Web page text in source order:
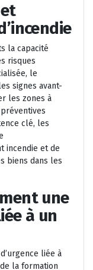
la capacité
risques
le
signes avant-
les zones à
clé, les
incendie et de
biens dans les
une
à un
liée à
la formation